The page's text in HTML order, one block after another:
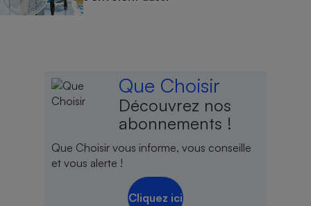
Que Choisir
Découvrez nos
abonnements !
Que Choisir vous informe, vous conseille
et vous alerte !
Cliquez ici